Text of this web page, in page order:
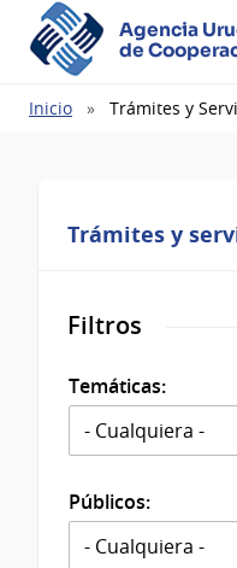
Agencia
de
Ruta
Inicio Trámites y
Trámites y
Filtros
Temáticas:
Públicos: